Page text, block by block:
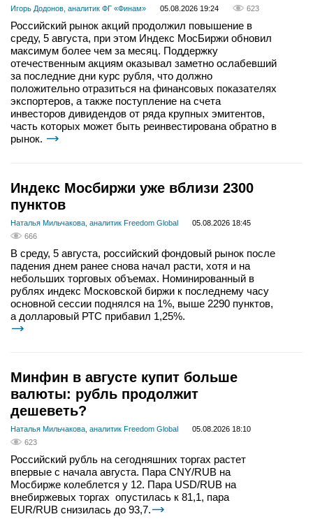
Игорь Додонов, аналитик ФГ «Финам» 05.08.2026 19:24 623
Российский рынок акций продолжил повышение в
среду, 5 августа, при этом Индекс МосБиржи обновил
максимум более чем за месяц. Поддержку
отечественным акциям оказывал заметно ослабевший
за последние дни курс рубля, что должно
положительно отразиться на финансовых показателях
экспортеров, а также поступление на счета
инвесторов дивидендов от ряда крупных эмитентов,
часть которых может быть реинвестирована обратно в
рынок.
Индекс Мосбиржи уже вблизи 2300
пунктов
Наталья Мильчакова, аналитик Freedom Global
05.08.2026 18:45
666
В среду, 5 августа, российский фондовый рынок после
падения днем ранее снова начал расти, хотя и на
небольших торговых объемах. Номинированный в
рублях индекс Московской биржи к последнему часу
основной сессии поднялся на 1%, выше 2290 пунктов,
а долларовый РТС прибавил 1,25%.
Минфин в августе купит больше
валюты: рубль продолжит
дешеветь?
Наталья Мильчакова, аналитик Freedom Global
05.08.2026 18:10
623
Российский рубль на сегодняшних торгах растет
впервые с начала августа. Пара CNY/RUB на
Мосбирже колеблется у 12. Пара USD/RUB на
внебиржевых торгах опустилась к 81,1, пара
EUR/RUB снизилась до 93,7.